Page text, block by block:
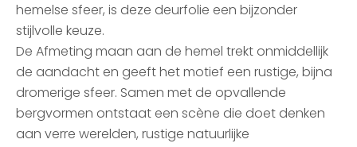
hemelse sfeer, is deze deurfolie een bijzonder
stijlvolle keuze.
De Afmeting maan aan de hemel trekt onmiddellijk
de aandacht en geeft het motief een rustige, bijna
dromerige sfeer. Samen met de opvallende
bergvormen ontstaat een scène die doet denken
aan verre werelden, rustige natuurlijke